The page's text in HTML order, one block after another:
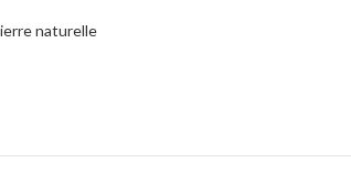
naturelle